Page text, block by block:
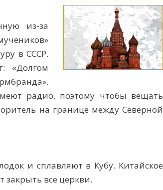
из-за
в СССР.
«Долгом
радио, поэтому чтобы вещать
на границе между Северной
и сплавляют в Кубу. Китайское
закрыть все церкви.